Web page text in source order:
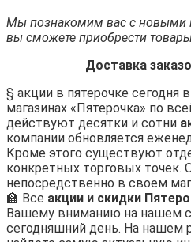
Мы познакомим вас с новыми
вы сможете приобрести
Доставка
§ акции в пятерочке сегодня
магазинах «Пятерочка» по
действуют десятки и сотни
компании обновляется
Кроме этого существуют
конкретных торговых точек.
непосредственно в своем
🏫 Все акции и скидки
Вашему вниманию на нашем
сегодняшний день. На нашем